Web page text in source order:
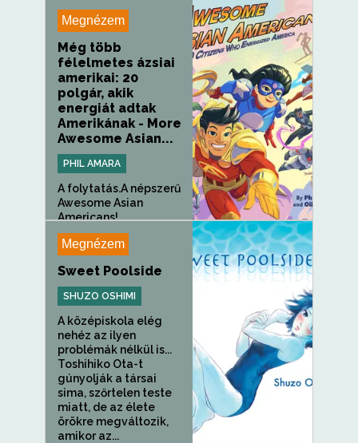
Megnézem
Még több
félelmetes ázsiai
amerikai: 20
polgár, akik
energiát adtak
Amerikának - More
Awesome Asian...
PHIL AMARA
A folytatás.A népszerű
Awesome Asian
Americans!...
Megnézem
Sweet Poolside
SHUZO OSHIMI
A középiskola elég
nehéz az ilyen
problémák nélkül is...
Toshihiko Ota-t
gúnyolják a társai
sima, szőrtelen teste
miatt, de az élete
örökre megváltozik,
amikor az...